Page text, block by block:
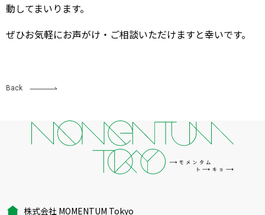
動してまいります。
ぜひお気軽にお声がけ・ご相談いただけますと幸いです。
Back
株式会社 MOMENTUM Tokyo